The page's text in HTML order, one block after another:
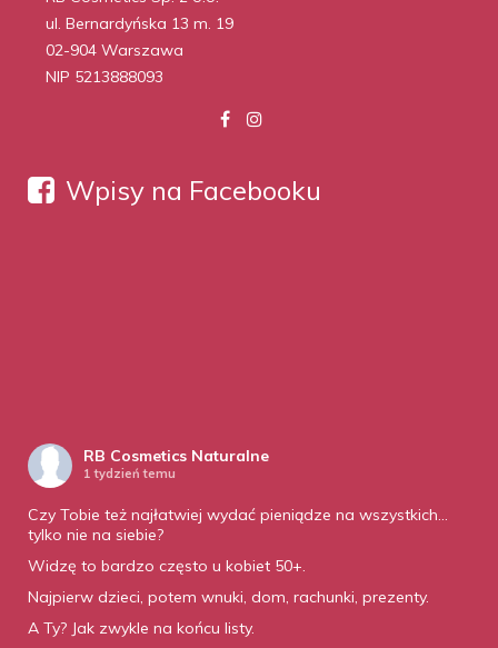
ul. Bernardyńska 13 m. 19
02-904 Warszawa
NIP 5213888093
Wpisy na Facebooku
RB Cosmetics Naturalne
1 tydzień temu
Czy Tobie też najłatwiej wydać pieniądze na wszystkich…
tylko nie na siebie?
Widzę to bardzo często u kobiet 50+.
Najpierw dzieci, potem wnuki, dom, rachunki, prezenty.
A Ty? Jak zwykle na końcu listy.